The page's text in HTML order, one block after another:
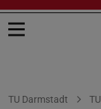
Menü öffnen
Sie befinden sich
TU Darmstadt TU